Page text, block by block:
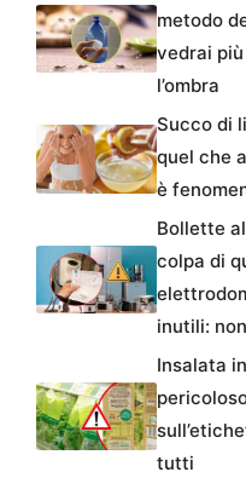
metodo
vedrai
l’ombra
Succo di
quel che
è
Bollette
colpa di
inutili:
Insalata
tutti